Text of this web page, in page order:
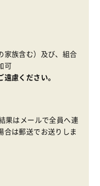
家族含む）及び、組合
可
慮ください。
果はメールで全員へ連
は郵送でお送りしま